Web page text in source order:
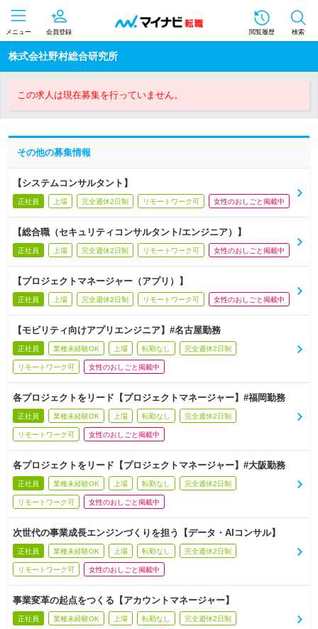
メニュー 会員登録 閲覧履歴 検索
株式会社野村総合研究所
この求人は現在募集を行っていません。
その他の募集情報
【システムコンサルタント】
正社員 上場 完全週休2日制 リモートワーク可 女性のおしごと掲載中
【総合職（セキュリティコンサルタント/エンジニア）】
正社員 上場 完全週休2日制 リモートワーク可 女性のおしごと掲載中
【プロジェクトマネージャー（アプリ）】
正社員 上場 完全週休2日制 リモートワーク可 女性のおしごと掲載中
【モビリティ向けアプリエンジニア】#名古屋勤務
正社員 業種未経験OK 上場 転勤なし 完全週休2日制
リモートワーク可 女性のおしごと掲載中
各プロジェクトをリード【プロジェクトマネージャー】#福岡勤務
正社員 業種未経験OK 上場 転勤なし 完全週休2日制
リモートワーク可 女性のおしごと掲載中
各プロジェクトをリード【プロジェクトマネージャー】#大阪勤務
正社員 業種未経験OK 上場 転勤なし 完全週休2日制
リモートワーク可 女性のおしごと掲載中
次世代の事業成長エンジンづくりを担う【データ・AIコンサル】
正社員 業種未経験OK 上場 転勤なし 完全週休2日制
リモートワーク可 女性のおしごと掲載中
事業変革の起点をつくる【アカウントマネージャー】
正社員 業種未経験OK 上場 転勤なし 完全週休2日制